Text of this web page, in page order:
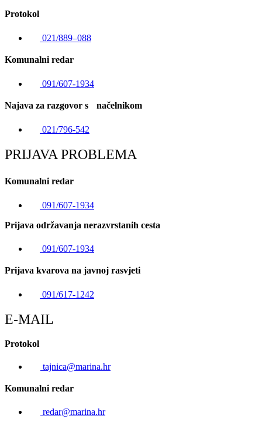
Protokol
021/889–088
Komunalni redar
091/607-1934
Najava za razgovor s načelnikom
021/796-542
PRIJAVA PROBLEMA
Komunalni redar
091/607-1934
Prijava održavanja nerazvrstanih cesta
091/607-1934
Prijava kvarova na javnoj rasvjeti
091/617-1242
E-MAIL
Protokol
tajnica@marina.hr
Komunalni redar
redar@marina.hr